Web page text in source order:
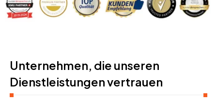
Unternehmen, die unseren
Dienstleistungen vertrauen